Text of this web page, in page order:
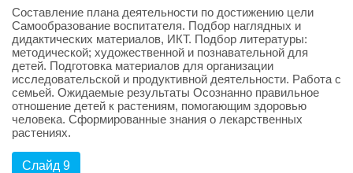
Составление плана деятельности по достижению цели
Самообразование воспитателя. Подбор наглядных и
дидактических материалов, ИКТ. Подбор литературы:
методической; художественной и познавательной для
детей. Подготовка материалов для организации
исследовательской и продуктивной деятельности. Работа с
семьей. Ожидаемые результаты Осознанно правильное
отношение детей к растениям, помогающим здоровью
человека. Сформированные знания о лекарственных
растениях.
Слайд 9